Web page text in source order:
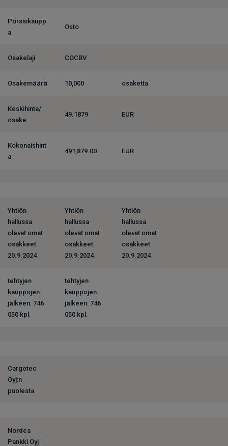
Pörssikaupp
a
Osto
Osakelaji CGCBV
Osakemäärä 10,000 osaketta
Keskihinta/
osake
49.1879 EUR
Kokonaishint
a
491,879.00 EUR
Yhtiön
hallussa
olevat omat
osakkeet
20.9.2024
Yhtiön
hallussa
olevat omat
osakkeet
20.9.2024
Yhtiön
hallussa
olevat omat
osakkeet
20.9.2024
tehtyjen
kauppojen
jälkeen: 746
050 kpl.
tehtyjen
kauppojen
jälkeen: 746
050 kpl.
Cargotec
Oyj:n
puolesta
Nordea
Pankki Oyj